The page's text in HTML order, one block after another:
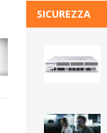
SICUREZZA